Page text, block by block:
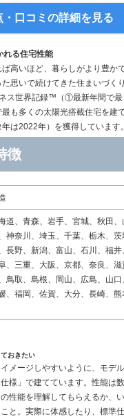
・口コミの詳細を見る
れる住宅性能
高いほど、暮らしがより豊か
思いで続けてきた住まいづく
ス世界記録™（①最新年間で最
も多くの太陽光搭載住宅を建
は2022年）を獲得しています。
徴
道、青森、岩手、宮城、秋田
神奈川、埼玉、千葉、栃木、茨
長野、新潟、富山、石川、福井
、三重、大阪、京都、奈良、
鳥取、島根、岡山、広島、山口
、福岡、佐賀、大分、長崎、
おきたい
メージしやすいように、モデ
様」で建てています。性能は
性能を理解してもらえるか、
と。実際に体感したり、標準